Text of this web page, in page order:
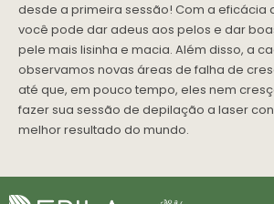
desde a primeira sessão! Com a eficácia
você pode dar adeus aos pelos e dar
pele mais lisinha e macia. Além disso, a
observamos novas áreas de falha de
até que, em pouco tempo, eles nem
fazer sua sessão de depilação a laser
melhor resultado do mundo.